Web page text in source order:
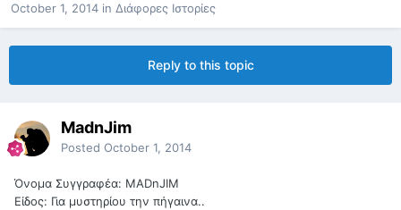
October 1, 2014 in Διάφορες Ιστορίες
Reply to this topic
MadnJim
Posted October 1, 2014
Όνομα Συγγραφέα: MADnJIM
Είδος: Για μυστηρίου την πήγαινα..